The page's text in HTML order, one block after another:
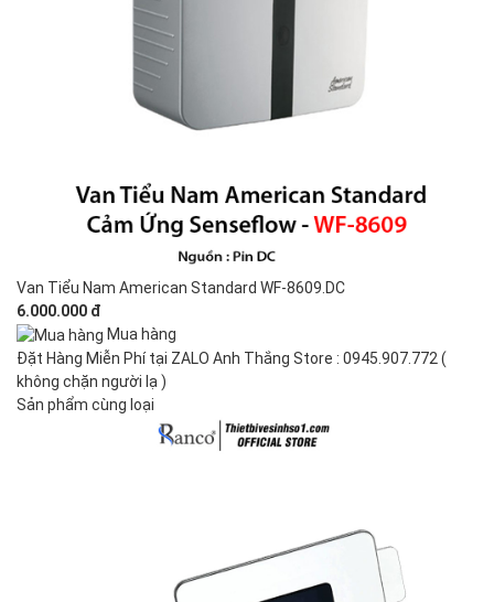
Van Tiểu Nam American Standard WF-8609.DC
6.000.000 đ
Mua hàng
Đặt Hàng Miễn Phí tại ZALO Anh Thắng Store : 0945.907.772 (
không chặn người lạ )
Sản phẩm cùng loại